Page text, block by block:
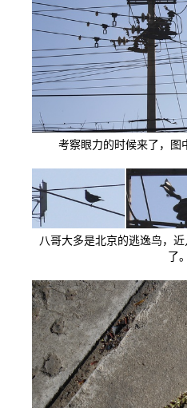
考察眼力的时候来了，图
八哥大多是北京的逃逸鸟，
了。